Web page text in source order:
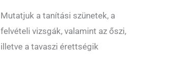
Mutatjuk a tanítási szünetek, a
felvételi vizsgák, valamint az őszi,
illetve a tavaszi érettségik